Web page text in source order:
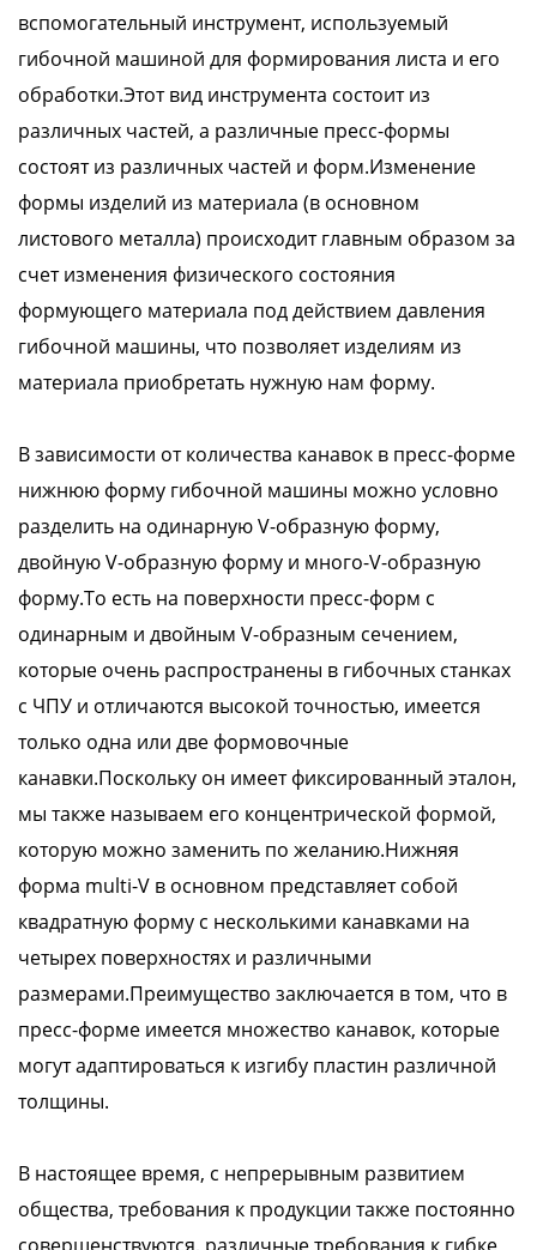
вспомогательный инструмент, используемый
гибочной машиной для формирования листа и его
обработки.Этот вид инструмента состоит из
различных частей, а различные пресс-формы
состоят из различных частей и форм.Изменение
формы изделий из материала (в основном
листового металла) происходит главным образом за
счет изменения физического состояния
формующего материала под действием давления
гибочной машины, что позволяет изделиям из
материала приобретать нужную нам форму.
В зависимости от количества канавок в пресс-форме
нижнюю форму гибочной машины можно условно
разделить на одинарную V-образную форму,
двойную V-образную форму и много-V-образную
форму.То есть на поверхности пресс-форм с
одинарным и двойным V-образным сечением,
которые очень распространены в гибочных станках
с ЧПУ и отличаются высокой точностью, имеется
только одна или две формовочные
канавки.Поскольку он имеет фиксированный эталон,
мы также называем его концентрической формой,
которую можно заменить по желанию.Нижняя
форма multi-V в основном представляет собой
квадратную форму с несколькими канавками на
четырех поверхностях и различными
размерами.Преимущество заключается в том, что в
пресс-форме имеется множество канавок, которые
могут адаптироваться к изгибу пластин различной
толщины.
В настоящее время, с непрерывным развитием
общества, требования к продукции также постоянно